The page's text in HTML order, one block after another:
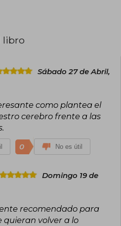
Ha colaborado en varios
en el extranjero sobre estrés y
pantalla y redes sociales,
somáticas.
un proyecto, ilussio,
motivación y felicidad en el
libro
Sábado 27 de Abril,
como plantea el
cerebro frente a las
0 No es útil
Domingo 19 de
recomendado para
quieran volver a lo